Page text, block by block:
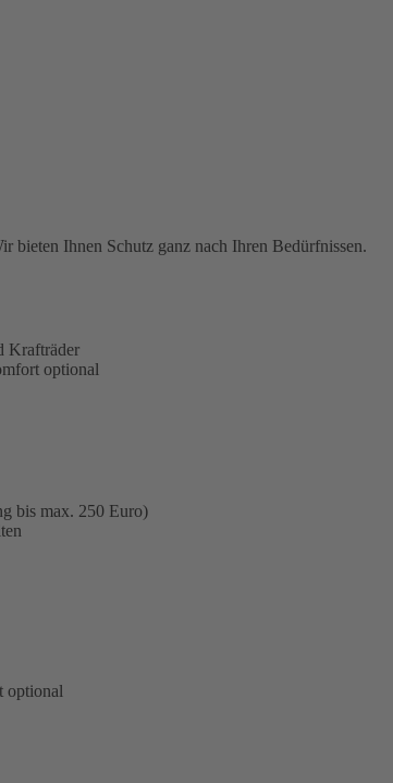
bieten Ihnen Schutz ganz nach Ihren Bedürfnissen.
Krafträder
optional
bis max. 250 Euro)
optional